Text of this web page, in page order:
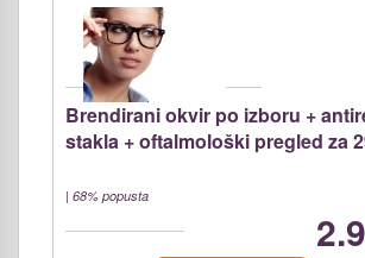
Brendirani okvir po izboru +
stakla + oftalmološki pregled za
| 68% popusta